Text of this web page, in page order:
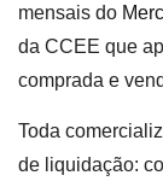
mensais do
da CCEE que
comprada e
Toda
de liquidação: